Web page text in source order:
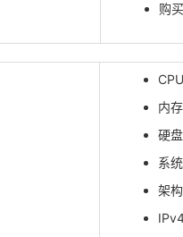
购买
内
硬
系
架